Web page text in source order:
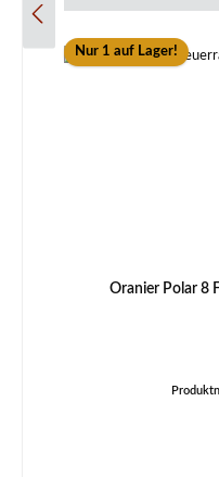
Nur 1 auf Lager!
Oranier Polar 8